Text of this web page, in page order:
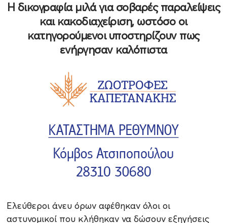
Η δικογραφία μιλά για σοβαρές παραλείψεις
και κακοδιαχείριση, ωστόσο οι
κατηγορούμενοι υποστηρίζουν πως
ενήργησαν καλόπιστα
Ελεύθεροι άνευ όρων αφέθηκαν όλοι οι
αστυνομικοί που κλήθηκαν να δώσουν εξηγήσεις